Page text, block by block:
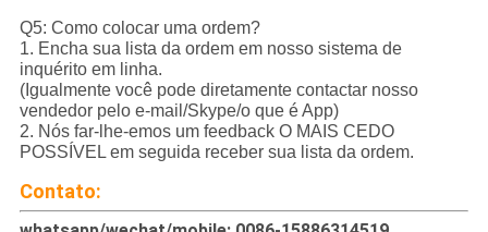
Q5: Como colocar uma ordem?
1. Encha sua lista da ordem em nosso sistema de
inquérito em linha.
(Igualmente você pode diretamente contactar nosso
vendedor pelo e-mail/Skype/o que é App)
2. Nós far-lhe-emos um feedback O MAIS CEDO
POSSÍVEL em seguida receber sua lista da ordem.
Contato: